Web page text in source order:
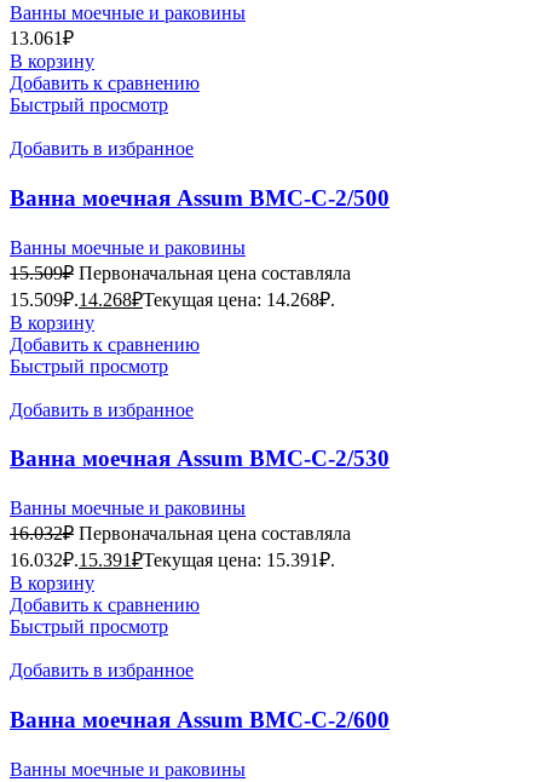
Ванны моечные и раковины
13.061₽
В корзину
Добавить к сравнению
Быстрый просмотр
Добавить в избранное
Ванна моечная Assum ВМС-С-2/500
Ванны моечные и раковины
15.509₽ Первоначальная цена составляла
15.509₽.14.268₽Текущая цена: 14.268₽.
В корзину
Добавить к сравнению
Быстрый просмотр
Добавить в избранное
Ванна моечная Assum ВМС-С-2/530
Ванны моечные и раковины
16.032₽ Первоначальная цена составляла
16.032₽.15.391₽Текущая цена: 15.391₽.
В корзину
Добавить к сравнению
Быстрый просмотр
Добавить в избранное
Ванна моечная Assum ВМС-С-2/600
Ванны моечные и раковины